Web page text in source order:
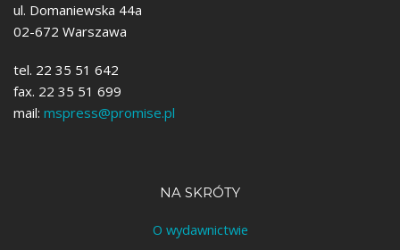
ul. Domaniewska 44a
02-672 Warszawa
tel. 22 35 51 642
fax. 22 35 51 699
mail: mspress@promise.pl
NA SKRÓTY
O wydawnictwie